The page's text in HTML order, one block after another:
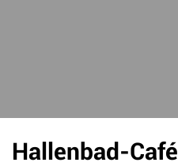
Hallenbad-Café